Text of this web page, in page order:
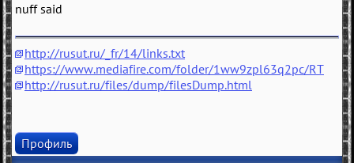
nuff said
http://rusut.ru/_fr/14/links.txt
https://www.mediafire.com/folder/1ww9zpl63q2pc/RT
http://rusut.ru/files/dump/filesDump.html
Профиль